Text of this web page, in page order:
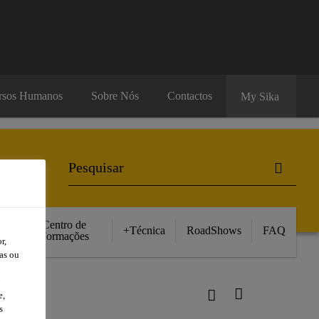
Humanos Sobre Nós Contactos My Sika
Centro de
Formações
+Técnica RoadShows FAQ
ou